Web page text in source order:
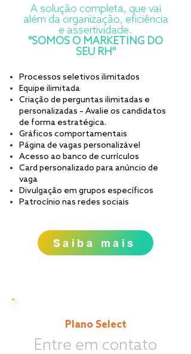
A solução completa, que vai
além da organização, eficiência
e assertividade.
"SOMOS O MARKETING DO
SEU RH"
Processos seletivos ilimitados
Equipe ilimitada
Criação de perguntas ilimitadas e
personalizadas – Avalie os candidatos
de forma estratégica.
Gráficos comportamentais
Página de vagas personalizável
Acesso ao banco de currículos
Card personalizado para anúncio de
vaga
Divulgação em grupos específicos
Patrocínio nas redes sociais
Saiba mais
Plano Select
Entre em contato